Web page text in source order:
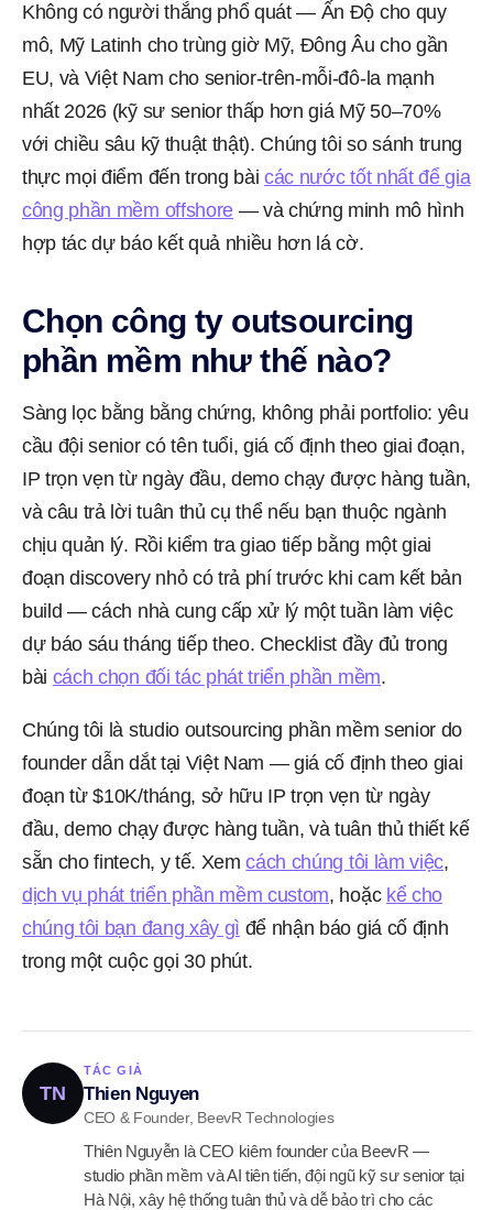
Không có người thắng phổ quát — Ấn Độ cho quy
mô, Mỹ Latinh cho trùng giờ Mỹ, Đông Âu cho gần
EU, và Việt Nam cho senior-trên-mỗi-đô-la mạnh
nhất 2026 (kỹ sư senior thấp hơn giá Mỹ 50–70%
với chiều sâu kỹ thuật thật). Chúng tôi so sánh trung
thực mọi điểm đến trong bàicác nước tốt nhất để gia
công phần mềm offshore— và chứng minh mô hình
hợp tác dự báo kết quả nhiều hơn lá cờ.
Chọn công ty outsourcing
phần mềm như thế nào?
Sàng lọc bằng bằng chứng, không phải portfolio: yêu
cầu đội senior có tên tuổi, giá cố định theo giai đoạn,
IP trọn vẹn từ ngày đầu, demo chạy được hàng tuần,
và câu trả lời tuân thủ cụ thể nếu bạn thuộc ngành
chịu quản lý. Rồi kiểm tra giao tiếp bằng một giai
đoạn discovery nhỏ có trả phí trước khi cam kết bản
build — cách nhà cung cấp xử lý một tuần làm việc
dự báo sáu tháng tiếp theo. Checklist đầy đủ trong
bài cách chọn đối tác phát triển phần mềm.
Chúng tôi là studio outsourcing phần mềm senior do
founder dẫn dắt tại Việt Nam — giá cố định theo giai
đoạn từ $10K/tháng, sở hữu IP trọn vẹn từ ngày
đầu, demo chạy được hàng tuần, và tuân thủ thiết kế
sẵn cho fintech, y tế. Xemcách chúng tôi làm việc,
dịch vụ phát triển phần mềm custom, hoặc kể cho
chúng tôi bạn đang xây gì để nhận báo giá cố định
trong một cuộc gọi 30 phút.
TN
TÁC GIẢ
Thien Nguyen
CEO & Founder, BeevR Technologies
Thiên Nguyễn là CEO kiêm founder của BeevR —
studio phần mềm và AI tiên tiến, đội ngũ kỹ sư senior tại
Hà Nội, xây hệ thống tuân thủ và dễ bảo trì cho các